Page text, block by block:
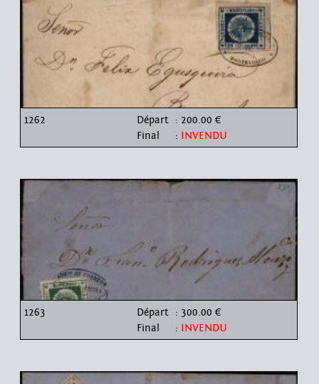
1262 Départ : 200.00 €
Final
: INVENDU
1263 Départ : 300.00 €
Final
: INVENDU